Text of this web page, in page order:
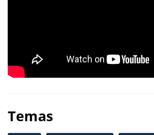
Temas